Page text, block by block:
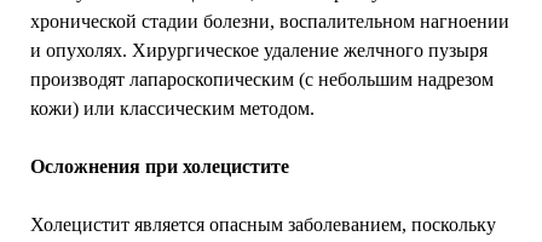
хронической стадии болезни, воспалительном нагноении
и опухолях. Хирургическое удаление желчного пузыря
производят лапароскопическим (с небольшим надрезом
кожи) или классическим методом.
Осложнения при холецистите
Холецистит является опасным заболеванием, поскольку